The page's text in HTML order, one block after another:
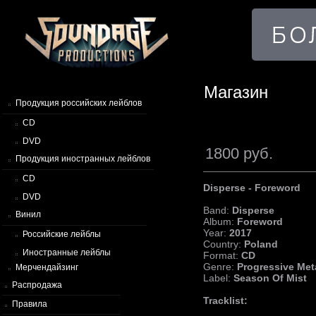
Продукция российских лейблов
CD
DVD
Продукция иностранных лейблов
CD
DVD
Винил
Российские лейблы
Иностранные лейблы
Мерчендайзинг
Распродажа
Правила
Магазин
1800 руб.
Disperse - Foreword
Band: Disperse
Album: Foreword
Year: 2017
Country: Poland
Format: CD
Genre: Progressive
Label: Season Of Mist
Tracklist: